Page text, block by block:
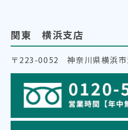
関東 横浜支店
〒223-0052 神奈川県横浜